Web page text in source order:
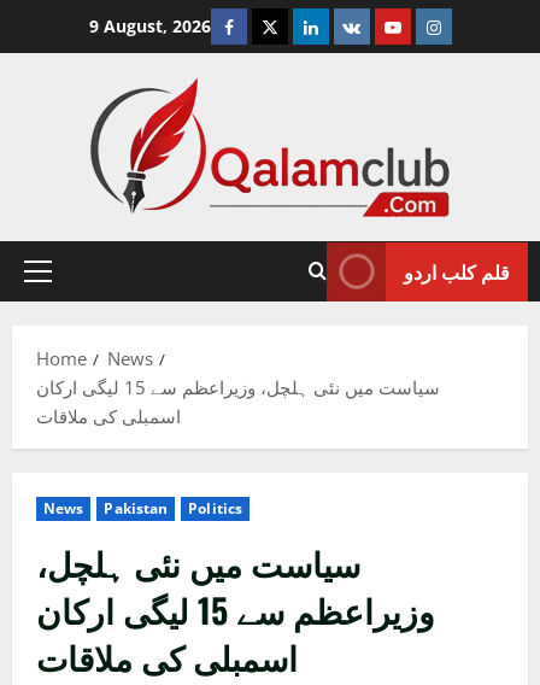
9 August, 2026 Facebook
TwitterLinkedin
VK YoutubeInstagram
Primary
قلم کلب اردو
Home
News
سیاست میں نئی ہلچل، وزیراعظم سے 15 لیگی ارکان
اسمبلی کی ملاقات
News Pakistan Politics
سیاست میں نئی ہلچل،
وزیراعظم سے 15 لیگی ارکان
اسمبلی کی ملاقات